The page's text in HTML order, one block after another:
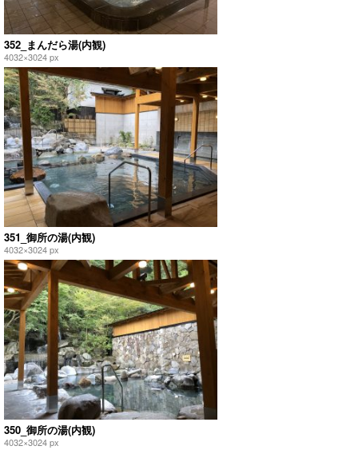
352_まんだら湯(内観)
4032×3024 px
351_御所の湯(内観)
4032×3024 px
350_御所の湯(内観)
4032×3024 px